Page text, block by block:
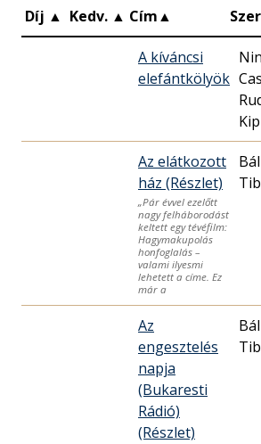
Díj ▲ Kedv. ▲ Cím▲
A kíváncsi
elefántkölyök
Az elátkozott
ház (Részlet)
„Pár évvel ezelőtt
nagy felháborodást
keltett egy tévéfilm:
Hagymakupolás
honfoglalás –
valami ilyesmi
lehetett a címe. Ez
már a
Az
engesztelés
napja
(Bukaresti
Rádió)
(Részlet)